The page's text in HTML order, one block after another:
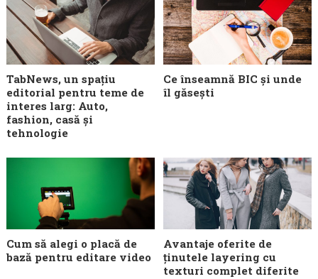
TabNews, un spațiu
editorial pentru teme de
interes larg: Auto,
fashion, casă și
tehnologie
Ce înseamnă BIC și unde
îl găsești
Cum să alegi o placă de
bază pentru editare video
Avantaje oferite de
ținutele layering cu
texturi complet diferite